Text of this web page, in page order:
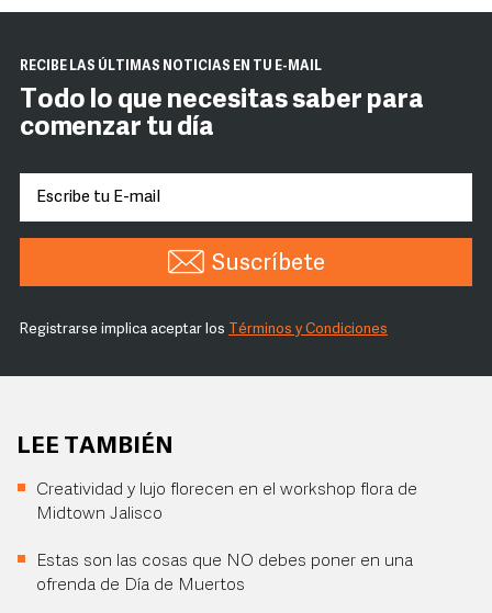
RECIBE LAS ÚLTIMAS NOTICIAS EN TU E-MAIL
Todo lo que necesitas saber para
comenzar tu día
Suscríbete
Registrarse implica aceptar los Términos y Condiciones
LEE TAMBIÉN
Creatividad y lujo florecen en el workshop flora de
Midtown Jalisco
Estas son las cosas que NO debes poner en una
ofrenda de Día de Muertos